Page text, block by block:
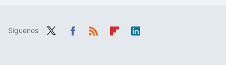
Síguenos